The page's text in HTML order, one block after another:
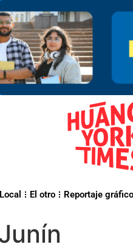
Local El otro Reportaje gráfico